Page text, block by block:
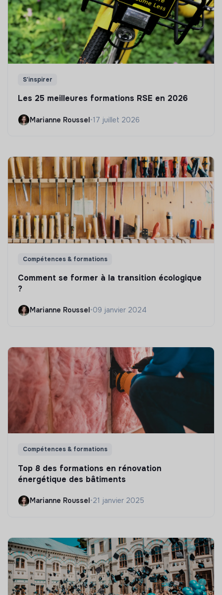
S'inspirer
Les 25 meilleures formations RSE en 2026
Marianne Roussel•17 juillet 2026
Compétences & formations
Comment se former à la transition écologique
?
Marianne Roussel •09 janvier 2024
Compétences & formations
Top 8 des formations en rénovation
énergétique des bâtiments
Marianne Roussel•21 janvier 2025